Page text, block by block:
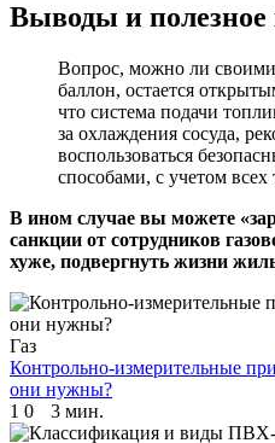
Выводы и полезное
Вопрос, можно ли своими
баллон, остается
что система подачи
за охлаждения сосуда,
воспользоваться
способами, с учетом всех
В ином случае вы можете
санкции от сотрудников
хуже, подвергнуть жизни
Газ
Контрольно-измерительные
они нужны?
1 0 3 мин.